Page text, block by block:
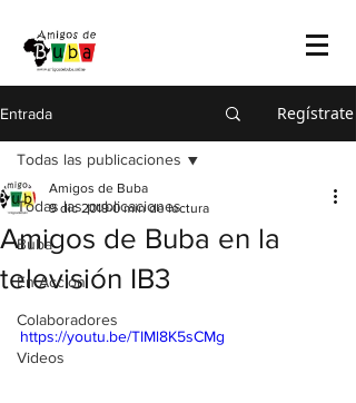
Entrada Regístrate
Todas las publicaciones
Buba
En Acción
Colaboradores
Videos
Todas las publicaciones
Amigos de Buba en la
televisión IB3
Amigos de Buba
9 dic 2019 0 min de lectura
https://youtu.be/TIMl8K5sCMg